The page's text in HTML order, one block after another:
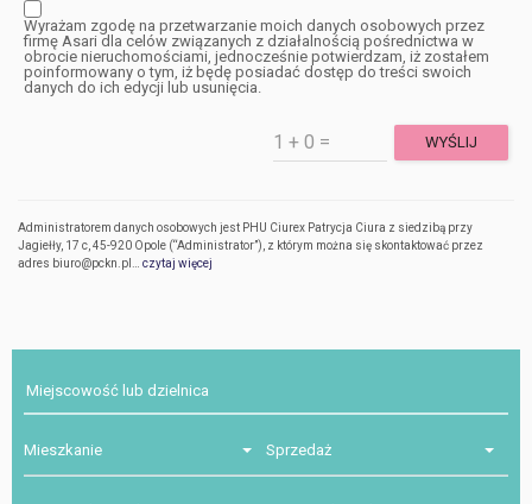
Wyrażam zgodę na przetwarzanie moich danych osobowych przez
firmę Asari dla celów związanych z działalnością pośrednictwa w
obrocie nieruchomościami, jednocześnie potwierdzam, iż zostałem
poinformowany o tym, iż będę posiadać dostęp do treści swoich
danych do ich edycji lub usunięcia.
Administratorem danych osobowych jest PHU Ciurex Patrycja Ciura z siedzibą przy
Jagiełły, 17 c, 45-920 Opole (“Administrator”), z którym można się skontaktować przez
adres biuro@pckn.pl… czytaj więcej
Mieszkanie Sprzedaż